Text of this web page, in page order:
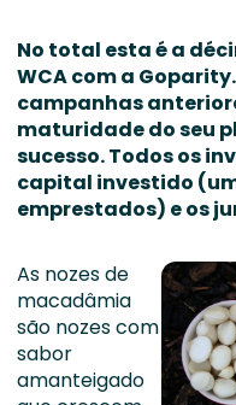
No total esta é a
WCA com a
campanhas
maturidade do seu
sucesso. Todos os
capital investido
emprestados) e os
As nozes de
macadâmia
são nozes com
sabor
amanteigado